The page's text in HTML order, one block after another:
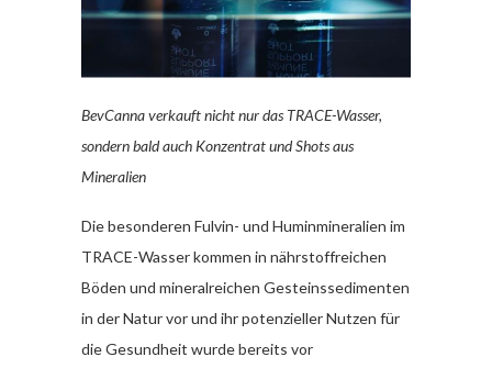
BevCanna verkauft nicht nur das TRACE-Wasser,
sondern bald auch Konzentrat und Shots aus
Mineralien
Die besonderen Fulvin- und Huminmineralien im
TRACE-Wasser kommen in nährstoffreichen
Böden und mineralreichen Gesteinssedimenten
in der Natur vor und ihr potenzieller Nutzen für
die Gesundheit wurde bereits vor